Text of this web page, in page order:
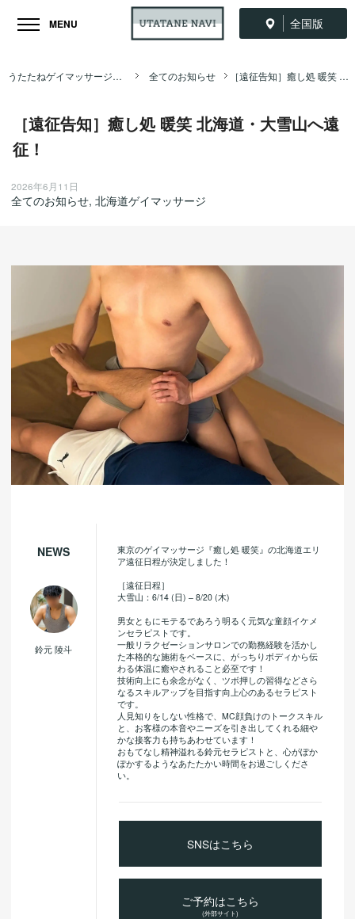
全国版
MENU
うたたねゲイマッサージ全国ナビ TOP 全てのお知らせ ［遠征告知］癒し処 暖笑 北海道・大雪山へ遠征！
［遠征告知］癒し処 暖笑 北海道・大雪山へ遠
征！
2026年6月11日
全てのお知らせ, 北海道ゲイマッサージ
NEWS
鈴元 陵斗
東京のゲイマッサージ『癒し処 暖笑』の北海道エリ
ア遠征日程が決定しました！
［遠征日程］
大雪山：6/14 (日) – 8/20 (木)
男女ともにモテるであろう明るく元気な童顔イケメ
ンセラピストです。
一般リラクゼーションサロンでの勤務経験を活かし
た本格的な施術をベースに、がっちりボディから伝
わる体温に癒やされること必至です！
技術向上にも余念がなく、ツボ押しの習得などさら
なるスキルアップを目指す向上心のあるセラピスト
です。
人見知りをしない性格で、MC顔負けのトークスキル
と、お客様の本音やニーズを引き出してくれる細や
かな接客力も持ちあわせています！
おもてなし精神溢れる鈴元セラピストと、心がぽか
ぽかするようなあたたかい時間をお過ごしくださ
い。
SNSはこちら
ご予約はこちら
(外部サイト)